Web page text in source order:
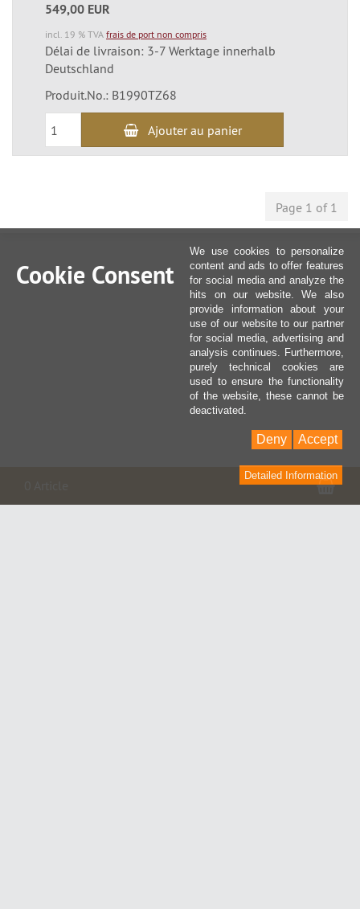
549,00 EUR
incl. 19 % TVA frais de port non compris
Délai de livraison: 3-7 Werktage innerhalb
Deutschland
Produit.No.: B1990TZ68
Ajouter au panier
Page 1 of 1
Cookie Consent
We use cookies to personalize
content and ads to offer features
for social media and analyze the
hits on our website. We also
provide information about your
use of our website to our partner
for social media, advertising and
analysis continues. Furthermore,
purely technical cookies are
used to ensure the functionality
of the website, these cannot be
deactivated.
Accept
Deny
Detailed Information